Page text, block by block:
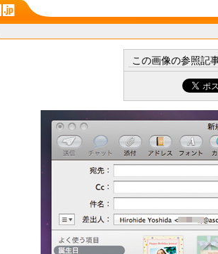
この画像の参照記